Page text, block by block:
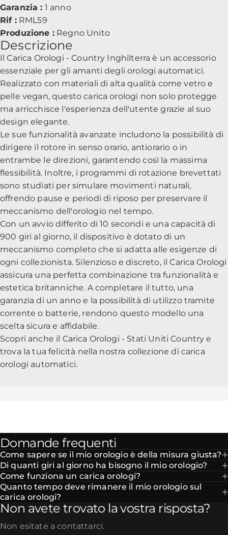
Garanzia : 1 anno
Rif :RML59
Produzione :Regno Unito
Descrizione
Il Carica Orologi - Country Inghilterra è un accessorio
essenziale per gli amanti degli orologi automatici.
Realizzato con materiali di alta qualità come vetro e
pelle vegan, questo carica orologi non solo protegge
ma arricchisce l'esperienza dell'utente grazie al suo
design elegante.
Le sue funzionalità avanzate includono la possibilità di
dirigere il rotore in senso orario, antiorario o in
entrambe le direzioni, garantendo così la massima
flessibilità. Inoltre, i programmi di rotazione brevettati
sono studiati per simulare movimenti naturali,
offrendo pause e periodi di riposo per preservare il
meccanismo dell'orologio nel tempo.
Con un avvio differito di 10 secondi e una capacità di
900 giri al giorno, il dispositivo è dotato di un
meccanismo completo che si adatta alle esigenze di
ogni collezionista. Silenzioso e discreto, il Carica Orologi
assicura una perfetta combinazione tra funzionalità e
estetica britanniche. A completare il tutto, una
garanzia di un anno e la possibilità di utilizzo tramite
corrente o batterie, rendono questo modello una
scelta sicura e affidabile.
Scopri anche il Carica Orologi - Stati Uniti Country e
trova la tua felicità nella nostra collezione di carica
orologi automatici.
Domande frequenti
Come sapere se il mio orologio è della misura giusta?
Di quanti giri al giorno ha bisogno il mio orologio?
Come funziona un carica orologi?
Quanto tempo deve rimanere il mio orologio sul
carica orologi?
Non avete trovato la vostra risposta?
Non esitate a contattarci.